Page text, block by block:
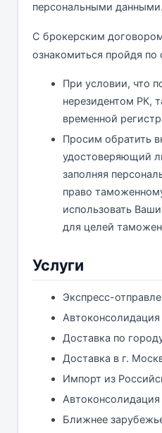
персональными данными.
С брокерским
ознакомиться пройдя по
При условии, что
нерезидентом РК,
временной
Просим обратить
удостоверяющий
заполняя
право
использовать
для целей
Услуги
Экспресс-
Автоконсолидация
Доставка по
Доставка в г.
Импорт из
Автоконсолидация
Ближнее